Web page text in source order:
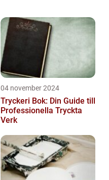
04 november 2024
Tryckeri Bok: Din Guide till
Professionella Tryckta
Verk